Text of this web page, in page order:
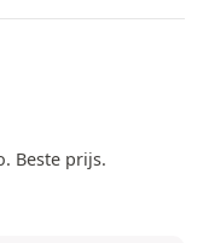
Beste prijs.